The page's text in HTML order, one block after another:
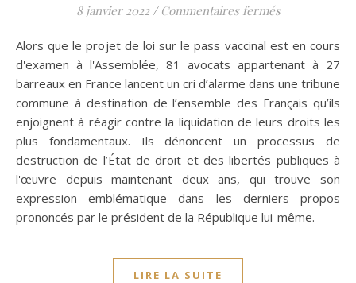
8 janvier 2022 / Commentaires ferméssur Stop aux
Alors que le projet de loi sur le pass vaccinal est en cours
d'examen à l'Assemblée, 81 avocats appartenant à 27
barreaux en France lancent un cri d’alarme dans une tribune
commune à destination de l’ensemble des Français qu’ils
enjoignent à réagir contre la liquidation de leurs droits les
plus fondamentaux. Ils dénoncent un processus de
destruction de l’État de droit et des libertés publiques à
l'œuvre depuis maintenant deux ans, qui trouve son
expression emblématique dans les derniers propos
prononcés par le président de la République lui-même.
LIRE LA SUITE